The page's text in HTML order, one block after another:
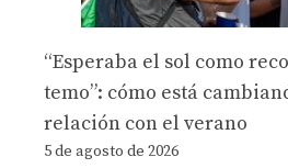
“Esperaba el sol como
temo”: cómo está
relación con el verano
5 de agosto de 2026